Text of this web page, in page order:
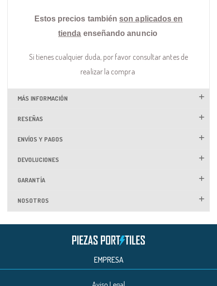
Estos precios también son aplicados en
tienda enseñando anuncio
Si tienes cualquier duda, por favor consultar antes de
realizar la compra
MÁS INFORMACIÓN
RESEÑAS
ENVÍOS Y PAGOS
DEVOLUCIONES
GARANTÍA
NOSOTROS
EMPRESA